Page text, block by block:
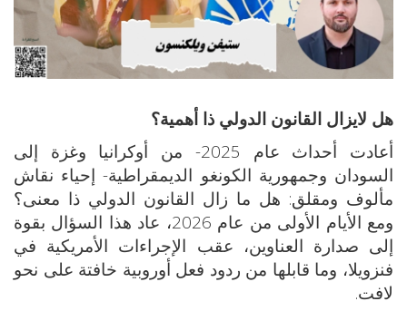
هل لايزال القانون الدولي ذا أهمية؟
أعادت أحداث عام 2025- من أوكرانيا وغزة إلى
السودان وجمهورية الكونغو الديمقراطية- إحياء نقاش
مألوف ومقلق: هل ما زال القانون الدولي ذا معنى؟
ومع الأيام الأولى من عام 2026، عاد هذا السؤال بقوة
إلى صدارة العناوين، عقب الإجراءات الأمريكية في
فنزويلا، وما قابلها من ردود فعل أوروبية خافتة على نحو
لافت.